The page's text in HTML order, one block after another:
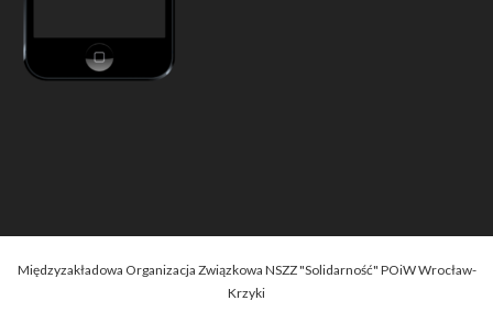
Międzyzakładowa Organizacja Związkowa NSZZ "Solidarność" POiW Wrocław-
Krzyki